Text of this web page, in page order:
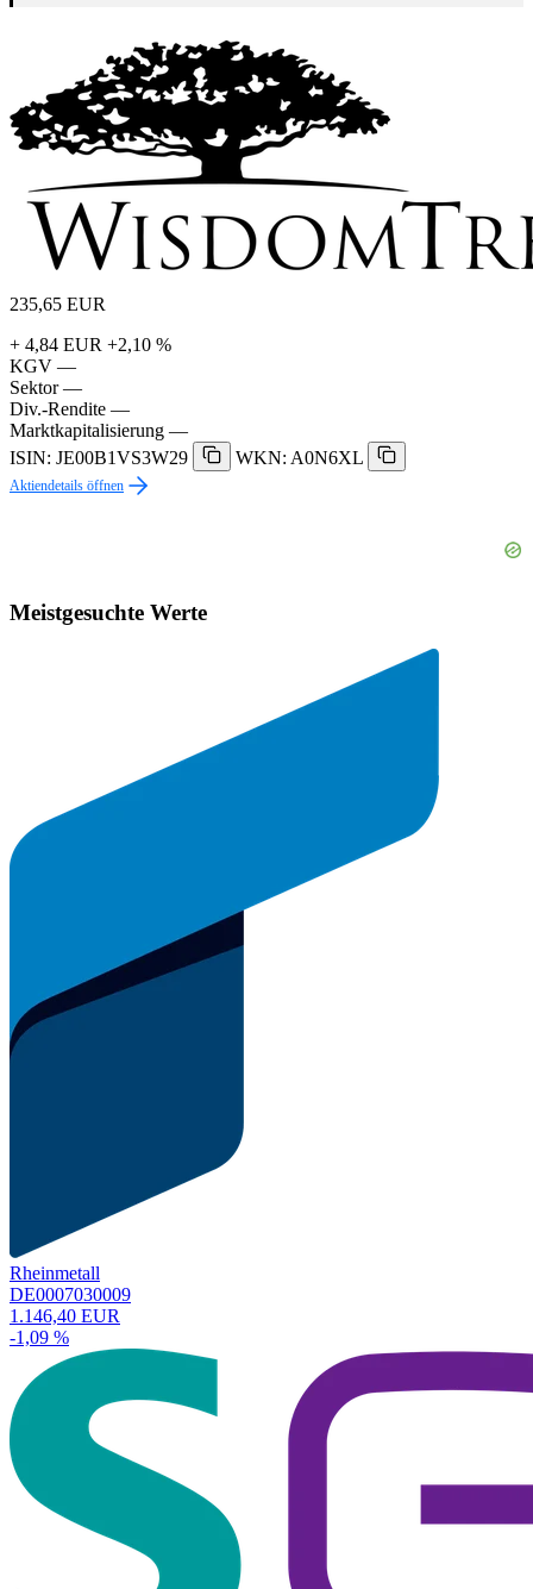
235,65 EUR
+ 4,84 EUR +2,10 %
KGV —
Sektor —
Div.-Rendite —
Marktkapitalisierung —
ISIN: JE00B1VS3W29
WKN: A0N6XL
Aktiendetails öffnen
Meistgesuchte Werte
Rheinmetall
DE0007030009
1.146,40 EUR
-1,09 %